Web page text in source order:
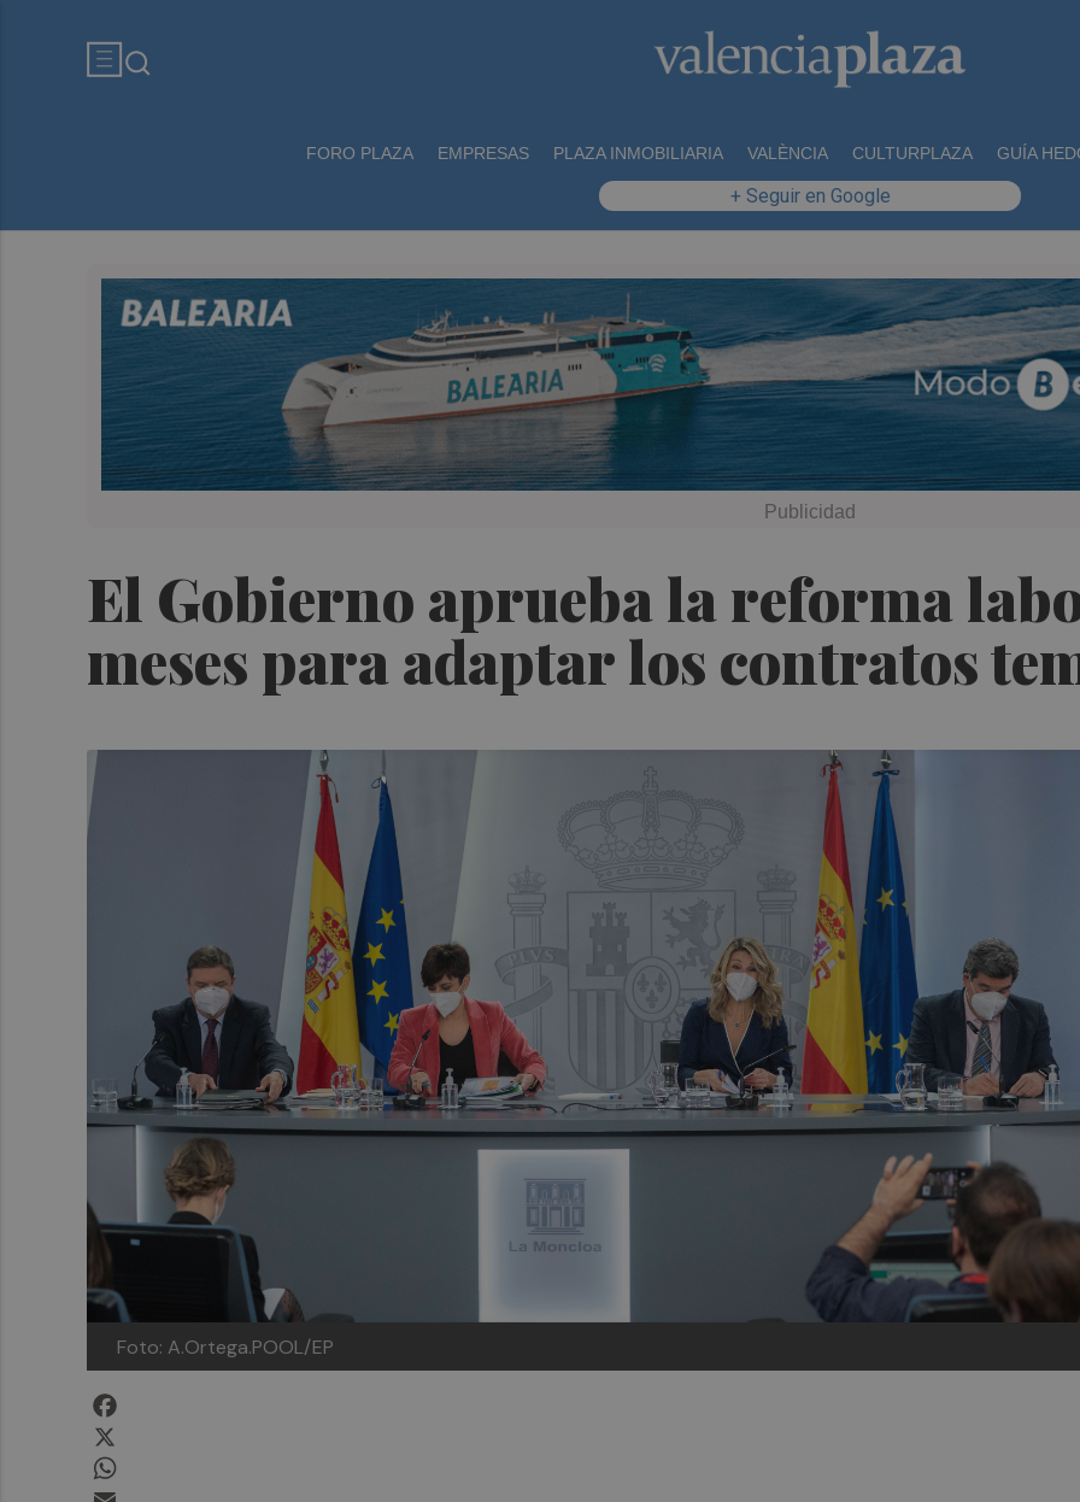
FORO PLAZA EMPRESAS PLAZA INMOBILIARIA VALÈNCIA CULTURPLAZA GUÍA
+ Seguir en Google
El Gobierno aprueba la reforma
meses para adaptar los contratos
Foto: A.Ortega.POOL/EP